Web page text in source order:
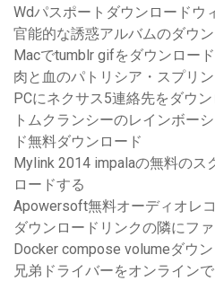
Wdパスポートダウンロードウ
官能的な誘惑アルバムのダウ
Macでtumblr gifをダウンロー
肉と血のパトリシア・スプリ
PCにネクサス5連絡先をダウ
トムクランシーのレインボー
ド無料ダウンロード
Mylink 2014 impalaの無料のス
ロードする
Apowersoft無料オーディオレ
ダウンロードリンクの隣にフ
Docker compose volumeダウ
兄弟ドライバーをオンライン